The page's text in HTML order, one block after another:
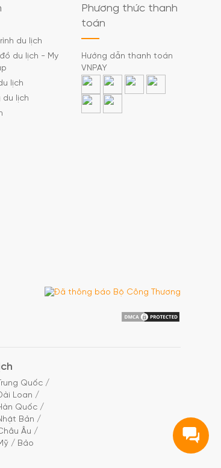
du lịch
du lịch - My
lịch
du lịch
Phương thức thanh
toán
Hướng dẫn thanh toán
VNPAY
Quốc /
Loan /
Quốc /
Bản /
Âu /
/ Bảo